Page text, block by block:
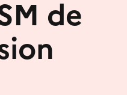
de